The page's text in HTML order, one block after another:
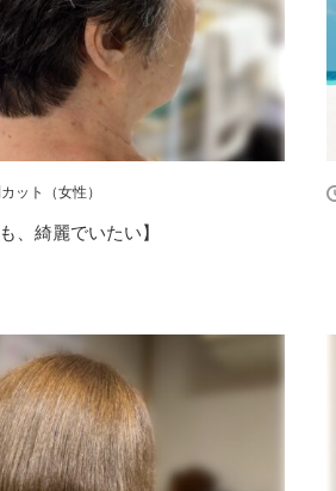
ット（女性）
、綺麗でいたい】